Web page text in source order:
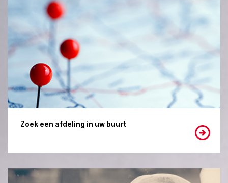
Zoek een afdeling in uw buurt